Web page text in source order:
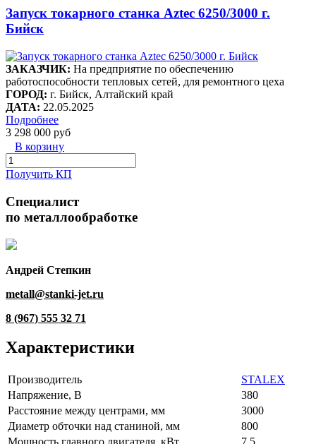
Запуск токарного станка Aztec 6250/3000 г.
Бийск
ЗАКАЗЧИК: На предприятие по обеспечению
работоспособности тепловых сетей, для ремонтного цеха
ГОРОД: г. Бийск, Алтайский край
ДАТА: 22.05.2025
Подробнее
3 298 000 руб
В корзину
Получить КП
Специалист
по металлообработке
Андрей Степкин
metall@stanki-jet.ru
8 (967) 555 32 71
Характеристики
Производитель
STALEX
Напряжение, В
380
Расстояние между центрами, мм
3000
Диаметр обточки над станиной, мм
800